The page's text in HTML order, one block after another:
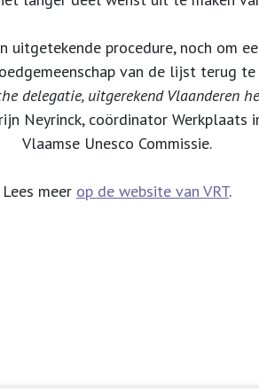
procedure, noch om
van de lijst terug te
delegatie, uitgerekend Vlaanderen
Neyrinck, coördinator Werkplaats
Vlaamse Unesco Commissie.
Lees meer op de website van VRT.